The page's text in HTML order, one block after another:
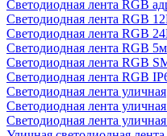
Светодиодная лента RGB
Светодиодная лента RGB
Светодиодная лента RGB
Светодиодная лента RGB 5м
Светодиодная лента RGB
Светодиодная лента RGB
Светодиодная лента уличная
Светодиодная лента
Светодиодная лента